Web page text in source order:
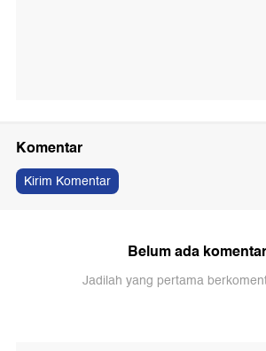
Komentar
Kirim Komentar
Belum ada
Jadilah yang pertama